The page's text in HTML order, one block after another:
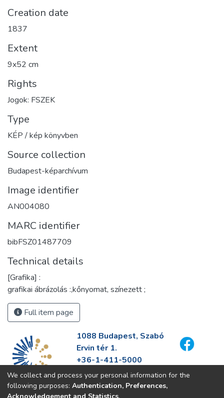
Creation date
1837
Extent
9x52 cm
Rights
Jogok: FSZEK
Type
KÉP / kép könyvben
Source collection
Budapest-képarchívum
Image identifier
AN004080
MARC identifier
bibFSZ01487709
Technical details
[Grafika] :
grafikai ábrázolás :,kőnyomat, színezett ;
Full item page
1088 Budapest, Szabó
Ervin tér 1.
+36-1-411-5000
info@fszek.hu
https://fszek.hu
We collect and process your personal information for the
following purposes: Authentication, Preferences,